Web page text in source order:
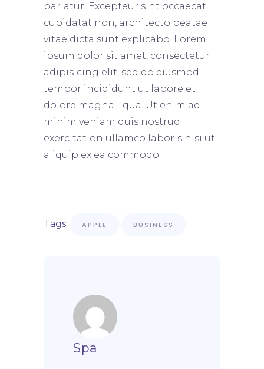
pariatur. Excepteur sint occaecat
cupidatat non, architecto beatae
vitae dicta sunt explicabo. Lorem
ipsum dolor sit amet, consectetur
adipisicing elit, sed do eiusmod
tempor incididunt ut labore et
dolore magna liqua. Ut enim ad
minim veniam quis nostrud
exercitation ullamco laboris nisi ut
aliquip ex ea commodo.
Tags: APPLE BUSINESS
Spa